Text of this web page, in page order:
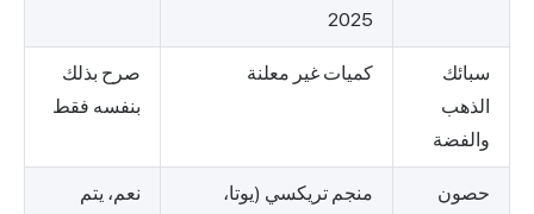
2025
سبائك
الذهب
والفضة
كميات غير معلنة
صرح بذلك
بنفسه فقط
حصون
منجم تريكسي (يوتا،
نعم، يتم